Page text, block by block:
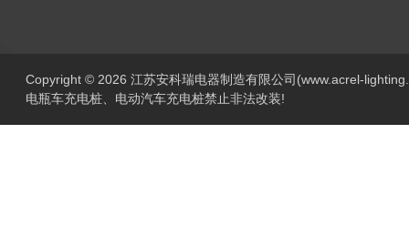
Copyright © 2026 江苏安科瑞电器制造有限公司(www.acrel-
电瓶车充电桩、电动汽车充电桩禁止非法改装!